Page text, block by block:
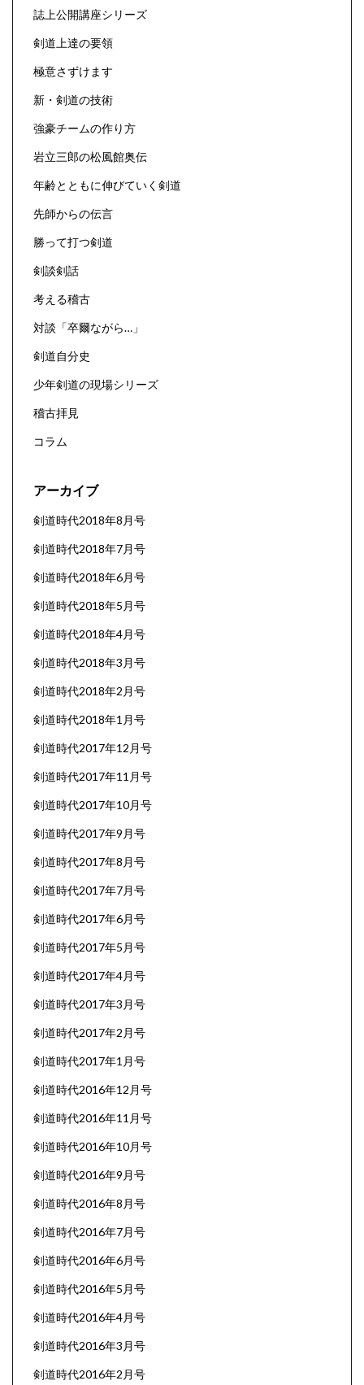
誌上公開講座シリーズ
剣道上達の要領
極意さずけます
新・剣道の技術
強豪チームの作り方
岩立三郎の松風館奥伝
年齢とともに伸びていく剣道
先師からの伝言
勝って打つ剣道
剣談剣話
考える稽古
対談「卒爾ながら…」
剣道自分史
少年剣道の現場シリーズ
稽古拝見
コラム
アーカイブ
剣道時代2018年8月号
剣道時代2018年7月号
剣道時代2018年6月号
剣道時代2018年5月号
剣道時代2018年4月号
剣道時代2018年3月号
剣道時代2018年2月号
剣道時代2018年1月号
剣道時代2017年12月号
剣道時代2017年11月号
剣道時代2017年10月号
剣道時代2017年9月号
剣道時代2017年8月号
剣道時代2017年7月号
剣道時代2017年6月号
剣道時代2017年5月号
剣道時代2017年4月号
剣道時代2017年3月号
剣道時代2017年2月号
剣道時代2017年1月号
剣道時代2016年12月号
剣道時代2016年11月号
剣道時代2016年10月号
剣道時代2016年9月号
剣道時代2016年8月号
剣道時代2016年7月号
剣道時代2016年6月号
剣道時代2016年5月号
剣道時代2016年4月号
剣道時代2016年3月号
剣道時代2016年2月号